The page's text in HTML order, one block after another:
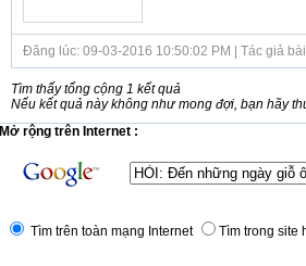
Đăng lúc: 09-03-2016 10:50:02 PM | Tác giả
Tìm thấy tổng cộng 1 kết quả
Nếu kết quả này không như mong đợi, bạn hãy
Mở rộng trên Internet :
Tìm trên toàn mạng Internet Tìm trong site